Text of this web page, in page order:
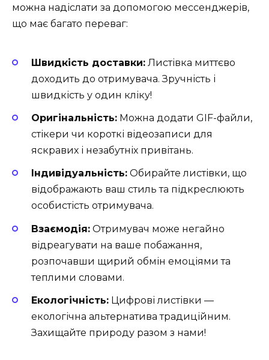
можна надіслати за допомогою мессенджерів,
що має багато переваг:
Швидкість доставки: Листівка миттєво
доходить до отримувача. Зручність і
швидкість у один кліку!
Оригінальність: Можна додати GIF-файли,
стікери чи короткі відеозаписи для
яскравих і незабутніх привітань.
Індивідуальність: Обирайте листівки, що
відображають ваш стиль та підкреслюють
особистість отримувача.
Взаємодія: Отримувач може негайно
відреагувати на ваше побажання,
розпочавши щирий обмін емоціями та
теплими словами.
Екологічність: Цифрові листівки —
екологічна альтернатива традиційним.
Захищайте природу разом з нами!